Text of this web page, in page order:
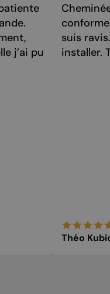
j’ai pu
suis
installer.
Théo